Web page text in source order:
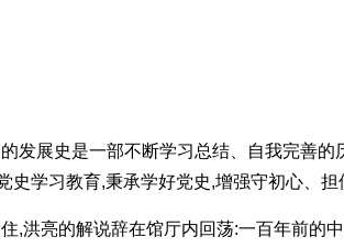
发展史是一部不断学习总结、自我完善
学习教育,秉承学好党史,增强守初心、
,洪亮的解说辞在馆厅内回荡:一百年前的